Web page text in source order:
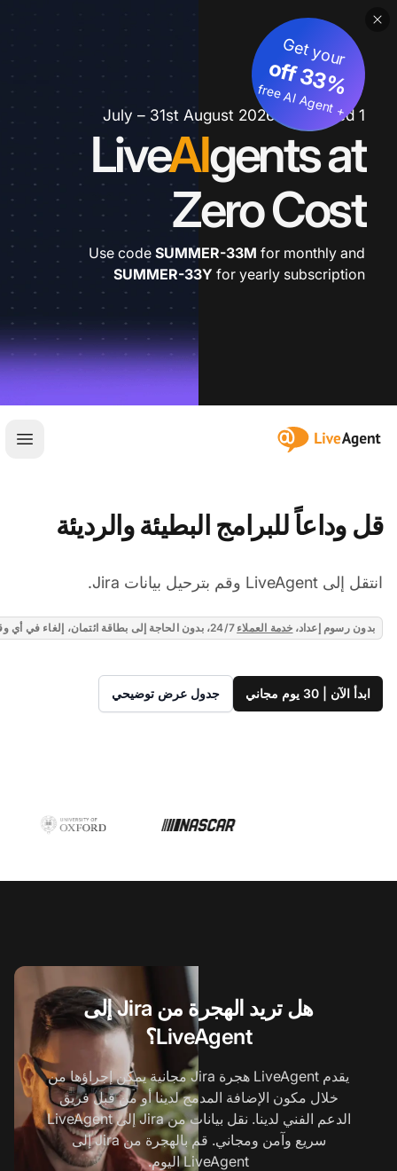
1 July – 31st August 2026 *extended
LiveAIgents at
Zero Cost
Get your
3
3
%
o
ff
+
fre
e
A
I A
g
e
nt
Use code SUMMER-33M for monthly and
SUMMER-33Y for yearly subscription
:site.title
فتح
قل وداعاً للبرامج البطيئة والرديئة
انتقل إلى LiveAgent وقم بترحيل بيانات Jira.
بدون رسوم إعداد، خدمة العملاء 24/7، بدون الحاجة إلى بطاقة ائتمان، إلغاء في أي وقت
ابدأ الآن | 30 يوم مجاني جدول عرض توضيحي
هل تريد الهجرة من Jira إلى
LiveAgent؟
يقدم LiveAgent هجرة Jira مجانية يمكن إجراؤها من
خلال مكون الإضافة المدمج لدينا أو من قبل فريق
الدعم الفني لدينا. نقل بيانات من Jira إلى LiveAgent
سريع وآمن ومجاني. قم بالهجرة من Jira إلى
LiveAgent اليوم.